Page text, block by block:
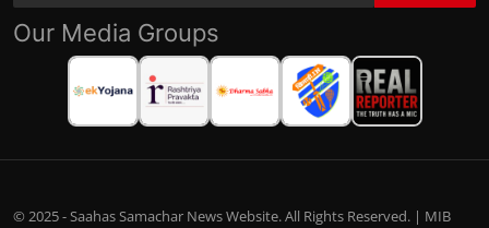
Our Media Groups
© 2025 - Saahas Samachar News Website. All Rights Reserved. | MIB